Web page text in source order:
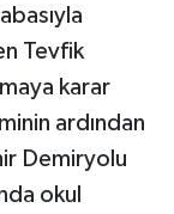
Tevfik
karar
ardından
Demiryolu
okul